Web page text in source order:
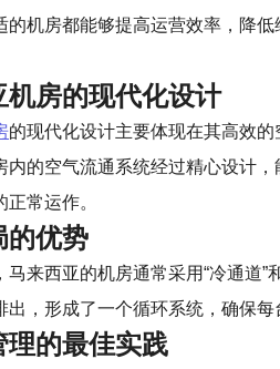
的机房都能够提高运营效率，降
机房的现代化设计
的现代化设计主要体现在其高效
内的空气流通系统经过精心设计
常运作。
的优势
马来西亚的机房通常采用“冷通道
出，形成了一个循环系统，确保每
理的最佳实践